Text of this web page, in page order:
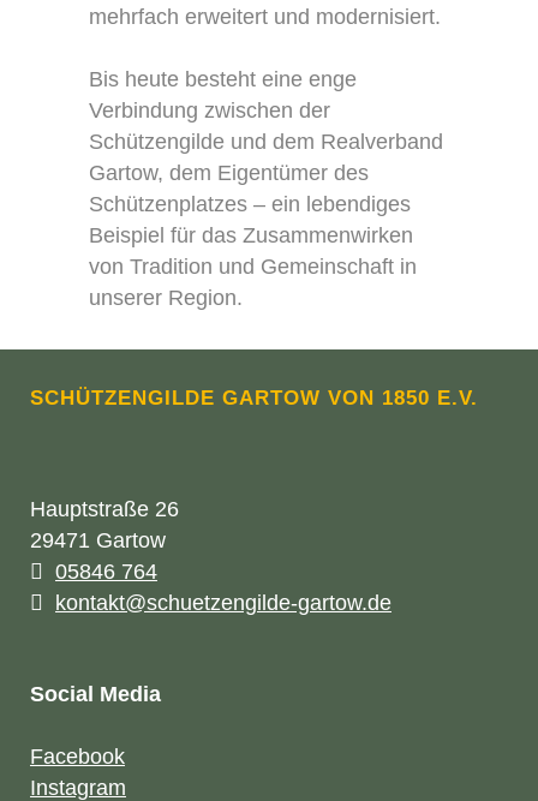
mehrfach erweitert und modernisiert.
Bis heute besteht eine enge
Verbindung zwischen der
Schützengilde und dem Realverband
Gartow, dem Eigentümer des
Schützenplatzes – ein lebendiges
Beispiel für das Zusammenwirken
von Tradition und Gemeinschaft in
unserer Region.
SCHÜTZENGILDE GARTOW VON 1850 E.V.
Hauptstraße 26
29471 Gartow
05846 764
kontakt@schuetzengilde-gartow.de
Social Media
Facebook
Instagram